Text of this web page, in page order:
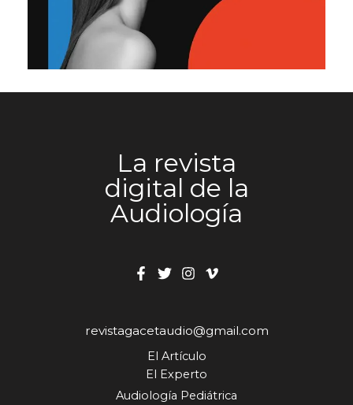
excelencia operativa y la cercanía al mercado. El
futuro centro de Leganés nace con la vocación
de ser mucho más que un edificio: un motor de
crecimiento, conocimiento, empleo y servicio
La revista
digital de la
Audiología
revistagacetaudio@gmail.com
El Artículo
El Experto
Audiología Pediátrica